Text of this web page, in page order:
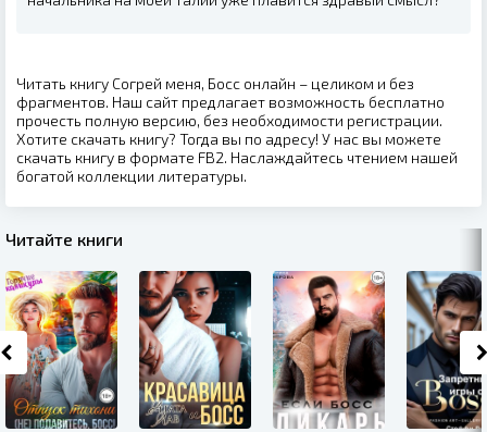
Читать книгу Согрей меня, Босс онлайн – целиком и без
фрагментов. Наш сайт предлагает возможность бесплатно
прочесть полную версию, без необходимости регистрации.
Хотите скачать книгу? Тогда вы по адресу! У нас вы можете
скачать книгу в формате FB2. Наслаждайтесь чтением нашей
богатой коллекции литературы.
Читайте книги